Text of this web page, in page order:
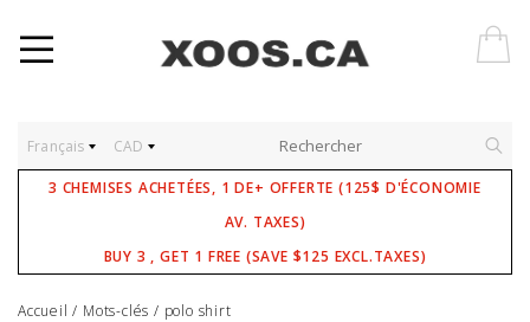
Français CAD
3 CHEMISES ACHETÉES, 1 DE+ OFFERTE (125$ D'ÉCONOMIE
AV. TAXES)
BUY 3 , GET 1 FREE (SAVE $125 EXCL.TAXES)
Accueil / Mots-clés / polo shirt